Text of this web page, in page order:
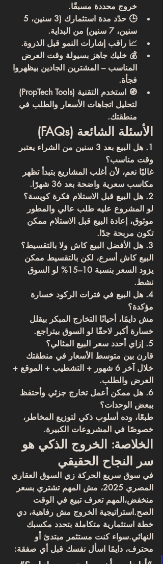
خروج محددة مسبقًا.
سنين، 7 سنين) من البداية.
📈 راقب إشارات النمو قبل الذروة.
💰 خليك جاهز بسيولة وقت العرض
المناسب – المشترين الجادين بيظهروا
فجأة.
🧭 استخدم التقنية (PropTech Tools)
لتحليل اتجاهات الأسعار والطلب في
منطقتك.
الأسئلة الشائعة (FAQs)
1. هل البيع بعد 3 سنين من الشراء يعتبر
وقت مناسب؟
غالبًا نعم، لأن أغلب المشاريع بتبدأ تظهر
مكاسب سعرية واضحة بعد 36 شهرًا.
2. هل البيع قبل الاستلام فكرة كويسة؟
لو المشروع عليه طلب عالي والمطور
موثوق، إعادة البيع قبل الاستلام ممكن
تكون مربحة جدًا.
3. هل الأفضل البيع كاش ولا بالتقسيط؟
البيع كاش أسرع، لكن بالتقسيط ممكن
يزود السعر بنسبة 10–15% لو السوق
نشط.
4. هل البيع في فترات الركود خسارة
مؤكدة؟
مش دايمًا، أحيانًا التخارج المبكر بيقلل
خسارة أكبر لاحقًا لو السوق بيتراجع.
5. إزاي أحدد سعر البيع المثالي؟
قارن بين متوسط الأسعار في منطقتك
خلال آخر 6 شهور + التشطيب + الموقع +
العرض والطلب.
6. هل ممكن أعمل تخارج جزئي وأحتفظ
ببعض الوحدات؟
طبعًا، وده أسلوب ذكي لتوزيع المخاطر،
خصوصًا في المشروعات الكبيرة.
الخلاصة: الخروج الذكي هو
سر النجاح الحقيقي
في سوق سريع الحركة زي السوق العقاري
المصري 2025، مش المهم تشتري بسعر
منخفض،المهم تعرف تبيع في الوقت
الصح.استراتيجية الخروج مش رفاهية، دي
خطة استثمارية متكاملة بتحدد مكسبك
النهائي.سواء كنت مستثمر مبتدئ أو
محترف، دايمًا اسأل نفسك قبل أي صفقة: